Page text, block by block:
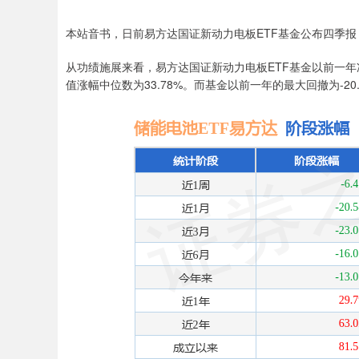
本站音书，日前易方达国证新动力电板ETF基金公布四季
从功绩施展来看，易方达国证新动力电板ETF基金以前一
值涨幅中位数为33.78%。而基金以前一年的最大回撤为-